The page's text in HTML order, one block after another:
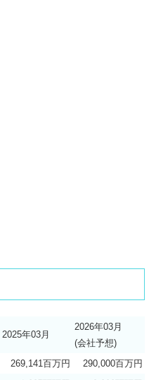
2025年03月
2026年03月
(会社予想)
269,141百万円
290,000百万円